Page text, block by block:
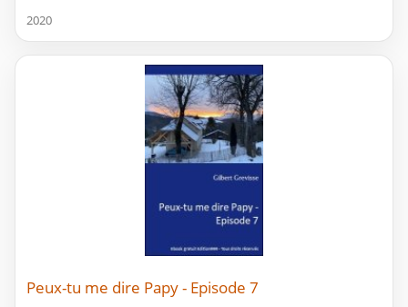
2020
Peux-tu me dire Papy - Episode 7